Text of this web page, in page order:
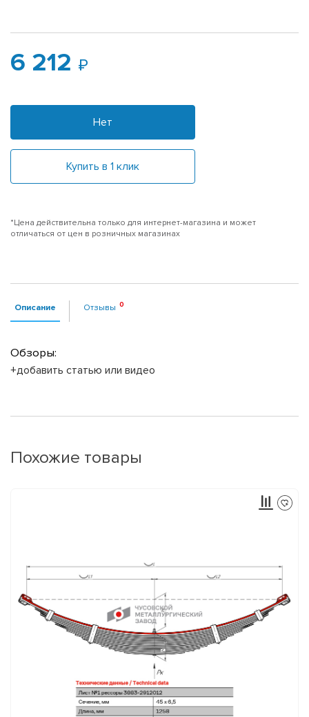
6 212
Нет
Купить в 1 клик
*Цена действительна только для интернет-магазина и может
отличаться от цен в розничных магазинах
Описание Отзывы
Обзоры:
+добавить статью или видео
Похожие товары